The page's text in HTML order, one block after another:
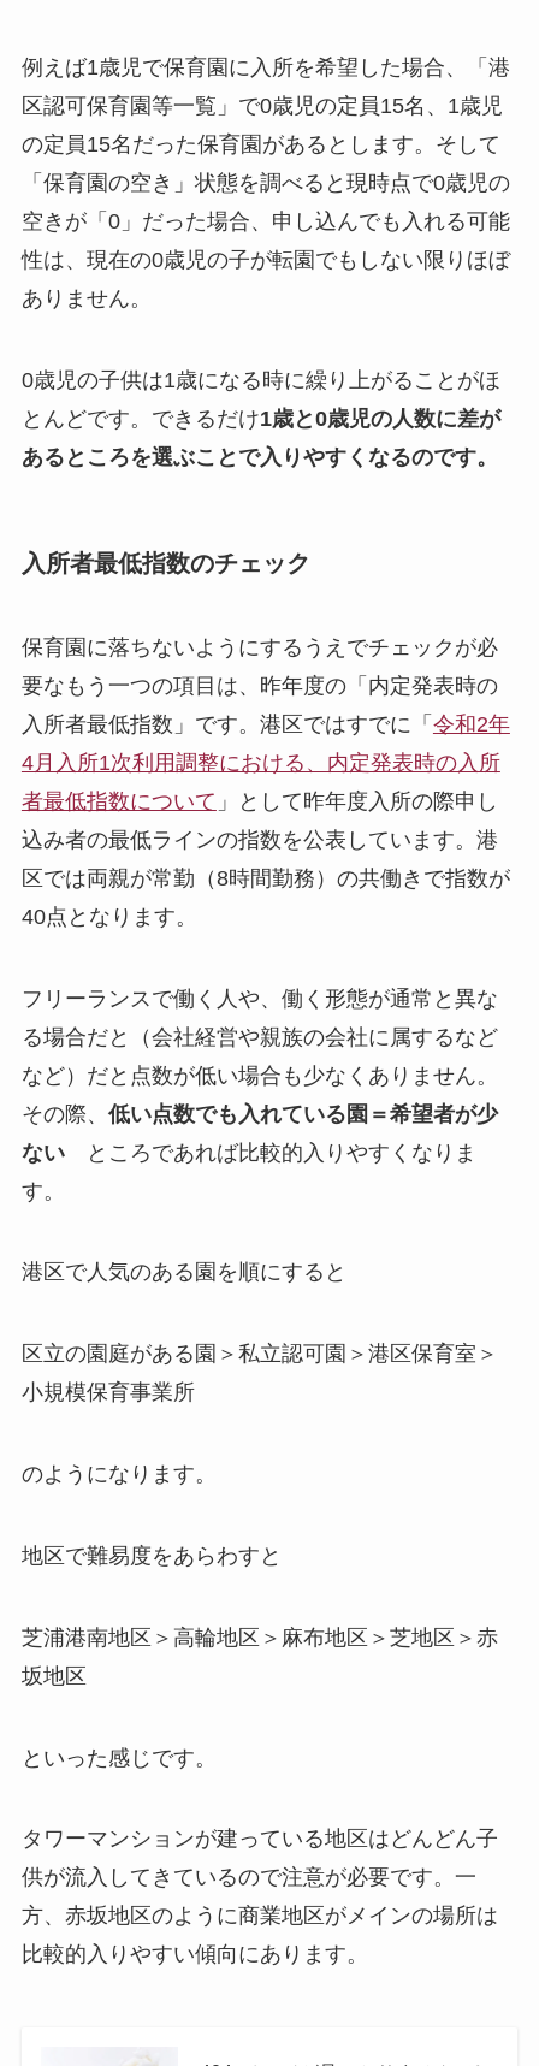
例えば1歳児で保育園に入所を希望した場合、「港
区認可保育園等一覧」で0歳児の定員15名、1歳児
の定員15名だった保育園があるとします。そして
「保育園の空き」状態を調べると現時点で0歳児の
空きが「0」だった場合、申し込んでも入れる可能
性は、現在の0歳児の子が転園でもしない限りほぼ
ありません。
0歳児の子供は1歳になる時に繰り上がることがほ
とんどです。できるだけ1歳と0歳児の人数に差が
あるところを選ぶことで入りやすくなるのです。
入所者最低指数のチェック
保育園に落ちないようにするうえでチェックが必
要なもう一つの項目は、昨年度の「内定発表時の
入所者最低指数」です。港区ではすでに「 令和2年
4月入所1次利用調整における、内定発表時の入所
者最低指数について 」として昨年度入所の際申し
込み者の最低ラインの指数を公表しています。港
区では両親が常勤（8時間勤務）の共働きで指数が
40点となります。
フリーランスで働く人や、働く形態が通常と異な
る場合だと（会社経営や親族の会社に属するなど
など）だと点数が低い場合も少なくありません。
その際、 低い点数でも入れている園＝希望者が少
ないところであれば比較的入りやすくなりま
す。
港区で人気のある園を順にすると
区立の園庭がある園＞私立認可園＞港区保育室＞
小規模保育事業所
のようになります。
地区で難易度をあらわすと
芝浦港南地区＞高輪地区＞麻布地区＞芝地区＞赤
坂地区
といった感じです。
タワーマンションが建っている地区はどんどん子
供が流入してきているので注意が必要です。一
方、赤坂地区のように商業地区がメインの場所は
比較的入りやすい傾向にあります。